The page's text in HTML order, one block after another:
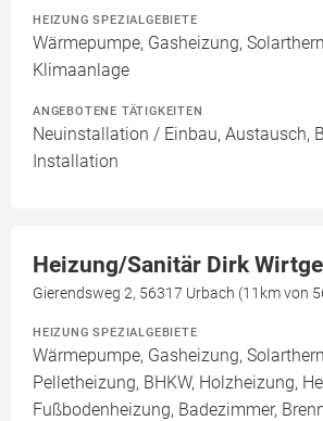
HEIZUNG SPEZIALGEBIETE
Wärmepumpe, Gasheizung,
Klimaanlage
ANGEBOTENE TÄTIGKEITEN
Neuinstallation / Einbau, Austausch,
Installation
Heizung/Sanitär Dirk
Gierendsweg 2, 56317 Urbach (11km von
HEIZUNG SPEZIALGEBIETE
Wärmepumpe, Gasheizung,
Pelletheizung, BHKW, Holzheizung,
Fußbodenheizung, Badezimmer,